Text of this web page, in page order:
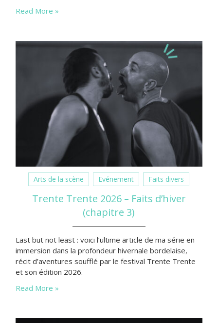
équipe conviaient le 19 février dernier les
Read More »
Arts de la scène Evénement Faits divers
Trente Trente 2026 – Faits d’hiver
(chapitre 3)
Last but not least : voici l’ultime article de ma série en
immersion dans la profondeur hivernale bordelaise,
récit d’aventures soufflé par le festival Trente Trente
et son édition 2026.
Read More »